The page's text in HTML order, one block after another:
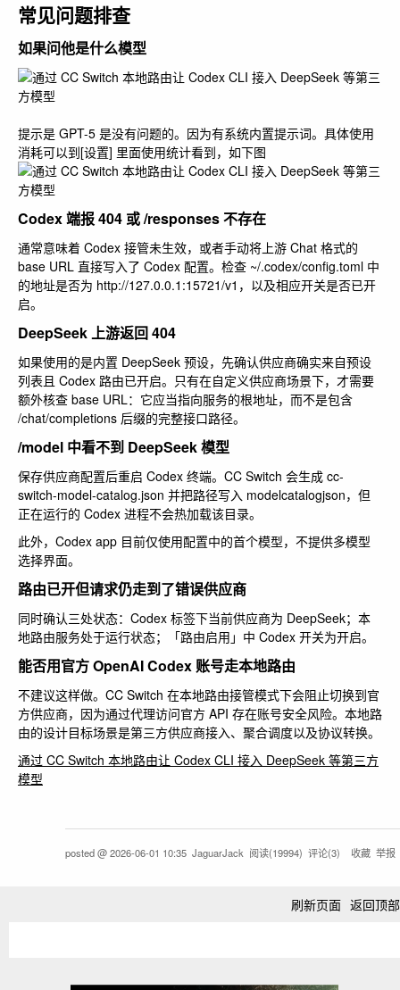
常见问题排查
如果问他是什么模型
提示是 GPT-5 是没有问题的。因为有系统内置提示词。具体使用
消耗可以到[设置] 里面使用统计看到，如下图
Codex 端报 404 或/responses不存在
通常意味着 Codex 接管未生效，或者手动将上游 Chat 格式的
base URL 直接写入了 Codex 配置。检查 ~/.codex/config.toml 中
的地址是否为 http://127.0.0.1:15721/v1 ，以及相应开关是否已开
启。
DeepSeek 上游返回 404
如果使用的是内置 DeepSeek 预设，先确认供应商确实来自预设
列表且 Codex 路由已开启。只有在自定义供应商场景下，才需要
额外核查 base URL：它应当指向服务的根地址，而不是包含
/chat/completions 后缀的完整接口路径。
/model 中看不到 DeepSeek 模型
保存供应商配置后重启 Codex 终端。CC Switch 会生成 cc-
switch-model-catalog.json 并把路径写入 modelcatalogjson，但
正在运行的 Codex 进程不会热加载该目录。
此外，Codex app 目前仅使用配置中的首个模型，不提供多模型
选择界面。
路由已开但请求仍走到了错误供应商
同时确认三处状态：Codex 标签下当前供应商为 DeepSeek；本
地路由服务处于运行状态；「路由启用」中 Codex 开关为开启。
能否用官方 OpenAI Codex 账号走本地路由
不建议这样做。CC Switch 在本地路由接管模式下会阻止切换到官
方供应商，因为通过代理访问官方 API 存在账号安全风险。本地路
由的设计目标场景是第三方供应商接入、聚合调度以及协议转换。
通过 CC Switch 本地路由让 Codex CLI 接入 DeepSeek 等第三方
模型
posted @2026-06-01 10:35 JaguarJack 阅读(19994) 评论(3) 收藏 举报
刷新页面 返回顶部